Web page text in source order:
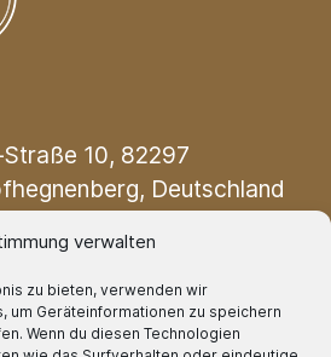
verwalten
zu bieten, verwenden wir
um Geräteinformationen zu speichern
Wenn du diesen Technologien
10, 82297
Deutschland